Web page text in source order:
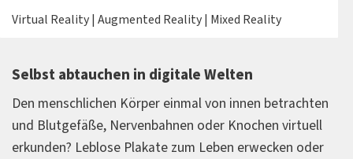
Virtual Reality | Augmented Reality | Mixed Reality
Selbst abtauchen in digitale Welten
Den menschlichen Körper einmal von innen betrachten
und Blutgefäße, Nervenbahnen oder Knochen virtuell
erkunden? Leblose Plakate zum Leben erwecken oder